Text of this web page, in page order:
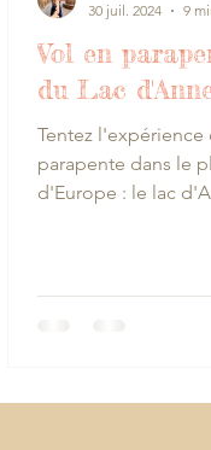
Vol en
du Lac
Tentez l'expérience
parapente dans le
d'Europe : le lac
30 juil. 2024
9